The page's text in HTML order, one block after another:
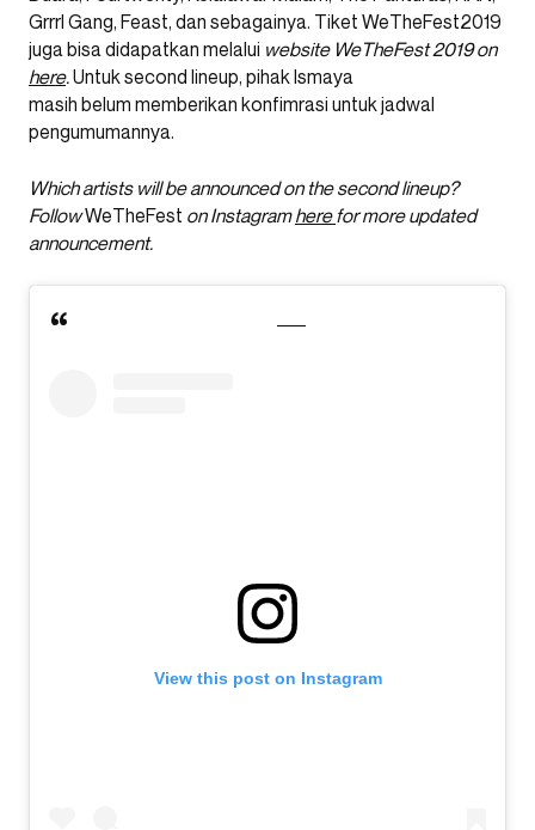
Grrrl Gang, Feast, dan sebagainya. Tiket WeTheFest2019
juga bisa didapatkan melalui website WeTheFest 2019 on
here.Untuk second lineup, pihak Ismaya
masih belum memberikan konfimrasi untuk jadwal
pengumumannya.
Which artists will be announced on the second lineup?
FollowWeTheFest on Instagramherefor more updated
announcement.
View this post on Instagram